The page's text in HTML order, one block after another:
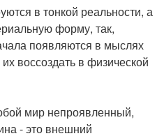
в тонкой реальности, а
форму, так,
появляются в мыслях
воссоздать в физической
мир непроявленный,
- это внешний